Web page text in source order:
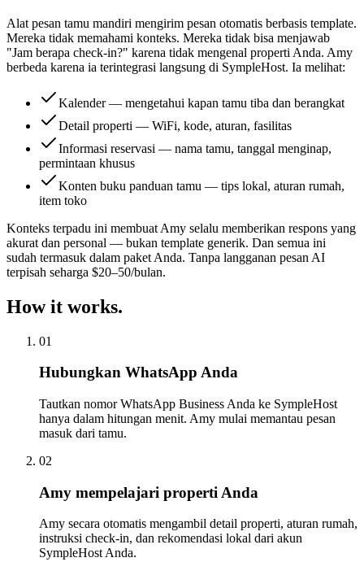
Alat pesan tamu mandiri mengirim pesan otomatis berbasis template.
Mereka tidak memahami konteks. Mereka tidak bisa menjawab
"Jam berapa check-in?" karena tidak mengenal properti Anda. Amy
berbeda karena ia terintegrasi langsung di SympleHost. Ia melihat:
Kalender — mengetahui kapan tamu tiba dan berangkat
Detail properti — WiFi, kode, aturan, fasilitas
Informasi reservasi — nama tamu, tanggal menginap,
permintaan khusus
Konten buku panduan tamu — tips lokal, aturan rumah,
item toko
Konteks terpadu ini membuat Amy selalu memberikan respons yang
akurat dan personal — bukan template generik. Dan semua ini
sudah termasuk dalam paket Anda. Tanpa langganan pesan AI
terpisah seharga $20–50/bulan.
How it works.
01
Hubungkan WhatsApp Anda
Tautkan nomor WhatsApp Business Anda ke SympleHost
hanya dalam hitungan menit. Amy mulai memantau pesan
masuk dari tamu.
02
Amy mempelajari properti Anda
Amy secara otomatis mengambil detail properti, aturan rumah,
instruksi check-in, dan rekomendasi lokal dari akun
SympleHost Anda.